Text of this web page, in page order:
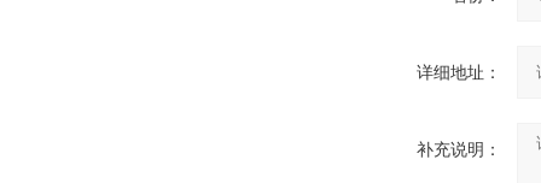
详细地址：
补充说明：